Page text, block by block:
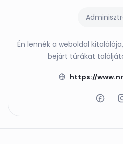
Én lennék a weboldal
bejárt túrákat
https://